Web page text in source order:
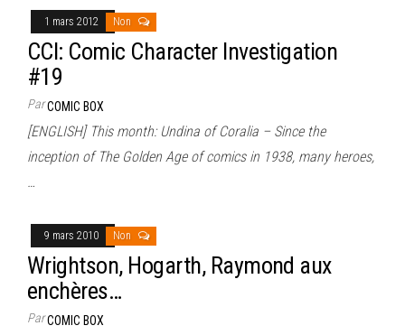
1 mars 2012 Non
CCI: Comic Character Investigation
#19
ParCOMIC BOX
[ENGLISH] This month: Undina of Coralia – Since the
inception of The Golden Age of comics in 1938, many heroes,
…
9 mars 2010 Non
Wrightson, Hogarth, Raymond aux
enchères…
ParCOMIC BOX